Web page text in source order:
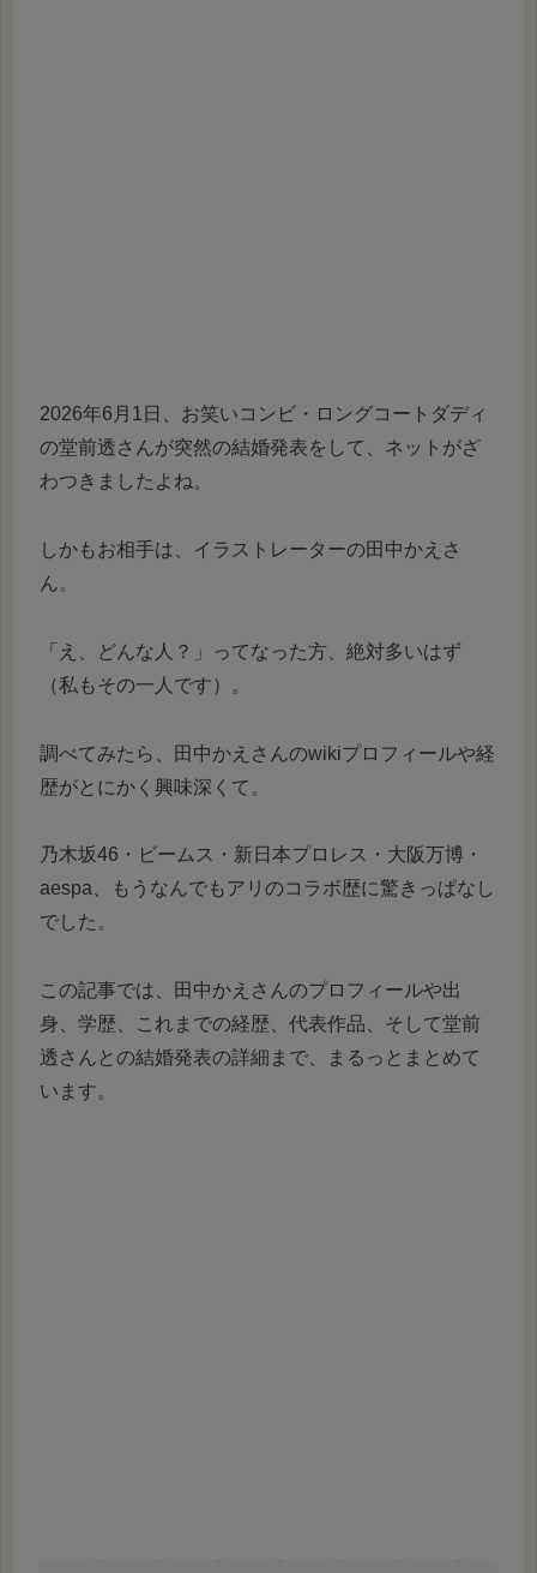
2026年6月1日、お笑いコンビ・ロングコートダディ
の堂前透さんが突然の結婚発表をして、ネットがざ
わつきましたよね。
しかもお相手は、イラストレーターの田中かえさ
ん。
「え、どんな人？」ってなった方、絶対多いはず
（私もその一人です）。
調べてみたら、田中かえさんのwikiプロフィールや経
歴がとにかく興味深くて。
乃木坂46・ビームス・新日本プロレス・大阪万博・
aespa、もうなんでもアリのコラボ歴に驚きっぱなし
でした。
この記事では、田中かえさんのプロフィールや出
身、学歴、これまでの経歴、代表作品、そして堂前
透さんとの結婚発表の詳細まで、まるっとまとめて
います。